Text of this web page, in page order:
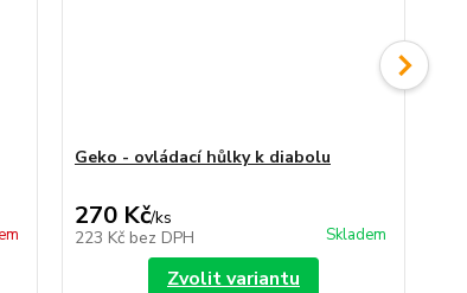
Geko - ovládací hůlky k diabolu
270 Kč/ks
223 Kč bez DPH Skladem
Zvolit variantu